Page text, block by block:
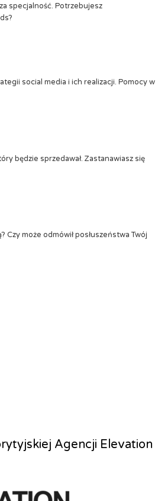
specjalność. Potrzebujesz
social media i ich realizacji. Pomocy w
będzie sprzedawał. Zastanawiasz się
Czy może odmówił posłuszeństwa Twój
Agencji Elevation